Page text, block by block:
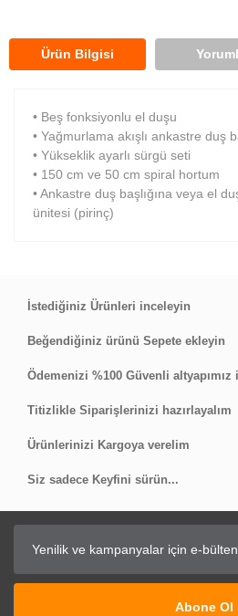
Ürün Bilgisi
• Beş fonksiyonlu el duşu
• Yağmurlama akışlı ankastre duş
• Yükseklik ayarlı sürgü seti
• 150 cm ve 50 cm spiral hortum
• Ankastre duş başlığına veya el
ünitesi (pirinç)
Hızlı teslimat
Çok hızlı kargolandı ve teslim
yapmadım ama herhangi bir
BARIŞ GÖÇEMEN | 14/07/2022
Kalite kokuyor
İstediğiniz Ürünleri inceleyin
Beğendiğiniz ürünü Sepete ekleyin
Ödemenizi %100 Güvenli altyapımız
Titizlikle Siparişlerinizi hazırlayalım
Ürünlerinizi Kargoya verelim
Siz sadece Keyfini sürün...
Abone Ol